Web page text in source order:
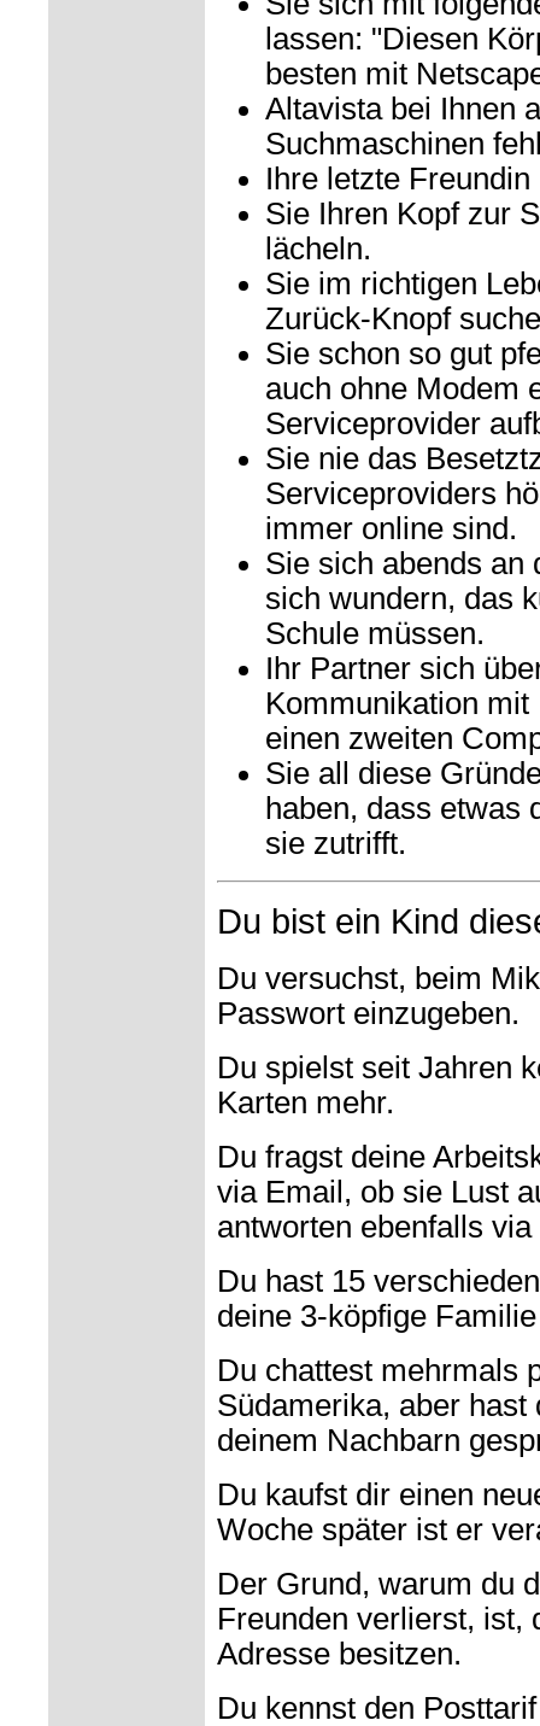
lassen: "Diesen
besten mit
Altavista bei Ihnen
Suchmaschinen
Ihre letzte
Sie Ihren Kopf zur
lächeln.
Sie im richtigen
Zurück-Knopf
Sie schon so gut
auch ohne Modem
Serviceprovider
Sie nie das
Serviceproviders
immer online sind.
Sie sich abends an
sich wundern, das
Schule müssen.
Ihr Partner sich
Kommunikation
einen zweiten
Sie all diese
haben, dass etwas
sie zutrifft.
Du bist ein Kind
Du versuchst, beim
Passwort einzugeben.
Du spielst seit Jahren
Karten mehr.
Du fragst deine
via Email, ob sie Lust
antworten ebenfalls
Du hast 15
deine 3-köpfige
Du chattest mehrmals
Südamerika, aber
deinem Nachbarn
Du kaufst dir einen
Woche später ist er
Der Grund, warum du
Freunden verlierst, ist,
Adresse besitzen.
Du kennst den